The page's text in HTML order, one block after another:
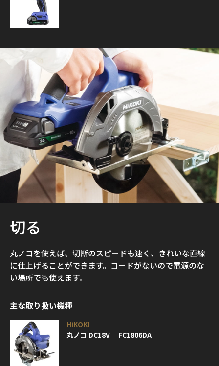
切る
丸ノコを使えば、切断のスピードも速く、きれいな直線
に仕上げることができます。コードがないので電源のな
い場所でも使えます。
主な取り扱い機種
HiKOKI
丸ノコ DC18V FC1806DA